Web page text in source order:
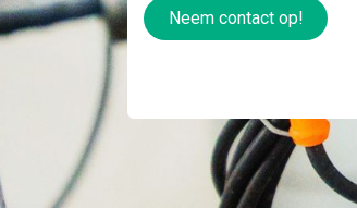
Neem contact op!